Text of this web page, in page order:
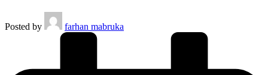
Posted by farhan mabruka